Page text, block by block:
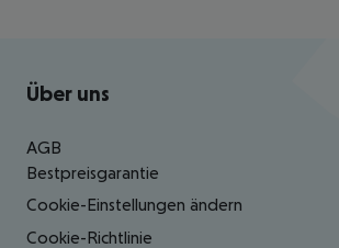
Footer navigation
Über uns
AGB
Bestpreisgarantie
Cookie-Einstellungen ändern
Cookie-Richtlinie